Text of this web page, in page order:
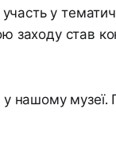
у
заходу став
нашому музеї.